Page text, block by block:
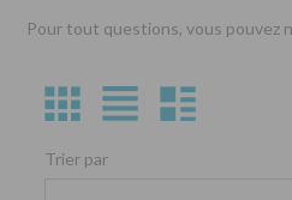
Pour tout questions, vous pouvez
Trier par